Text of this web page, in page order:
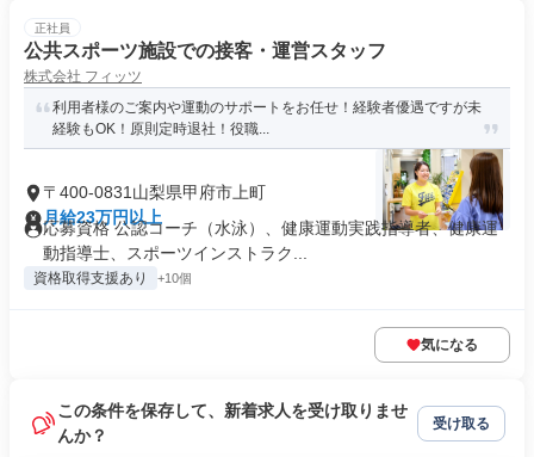
正社員
公共スポーツ施設での接客・運営スタッフ
株式会社 フィッツ
利用者様のご案内や運動のサポートをお任せ！経験者優遇ですが未
経験もOK！原則定時退社！役職...
〒400-0831山梨県甲府市上町
月給23万円以上
応募資格 公認コーチ（水泳）、健康運動実践指導者、健康運
動指導士、スポーツインストラク...
資格取得支援あり +10個
気になる
この条件を保存して、新着求人を受け取りませ
んか？
受け取る